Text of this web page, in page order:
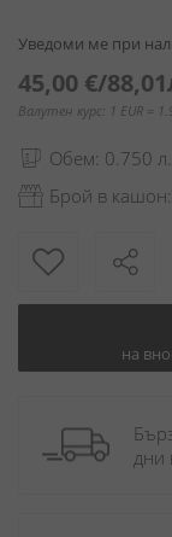
Уведоми ме при
45,00 €/
Валутен курс: 1 EUR =
Обем: 0.750 л.
Брой в кашон:
на
дни